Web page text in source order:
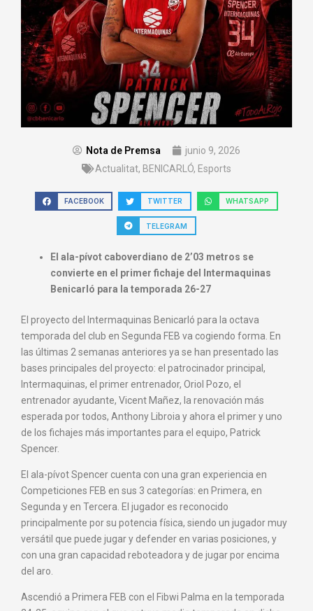
Nota de Premsa
junio 9, 2026
Actualitat, BENICARLÓ, Esports
FACEBOOK TWITTER WHATSAPP
TELEGRAM
El ala-pívot caboverdiano de 2’03 metros se
convierte en el primer fichaje del Intermaquinas
Benicarló para la temporada 26-27
El proyecto del Intermaquinas Benicarló para la octava
temporada del club en Segunda FEB va cogiendo forma. En
las últimas 2 semanas anteriores ya se han presentado las
bases principales del proyecto: el patrocinador principal,
Intermaquinas, el primer entrenador, Oriol Pozo, el
entrenador ayudante, Vicent Mañez, la renovación más
esperada por todos, Anthony Libroia y ahora el primer y uno
de los fichajes más importantes para el equipo, Patrick
Spencer.
El ala-pívot Spencer cuenta con una gran experiencia en
Competiciones FEB en sus 3 categorías: en Primera, en
Segunda y en Tercera. El jugador es reconocido
principalmente por su potencia física, siendo un jugador muy
versátil que puede jugar y defender en varias posiciones, y
con una gran capacidad reboteadora y de jugar por encima
del aro.
Ascendió a Primera FEB con el Fibwi Palma en la temporada